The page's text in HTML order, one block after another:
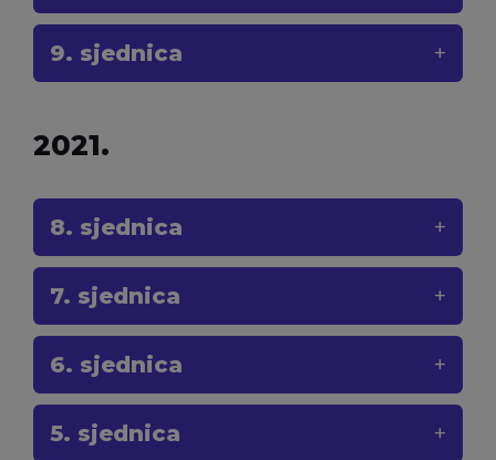
9. sjednica
2021.
8. sjednica
7. sjednica
6. sjednica
5. sjednica